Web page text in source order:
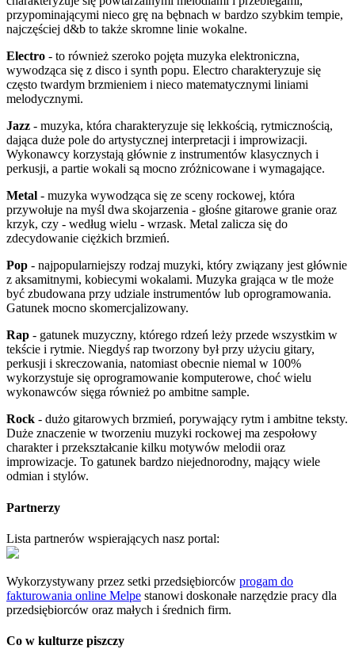
przypominającymi nieco grę na bębnach w bardzo szybkim tempie,
najczęściej d&b to także skromne linie wokalne.
Electro - to również szeroko pojęta muzyka elektroniczna,
wywodząca się z disco i synth popu. Electro charakteryzuje się
często twardym brzmieniem i nieco matematycznymi liniami
melodycznymi.
Jazz - muzyka, która charakteryzuje się lekkością, rytmicznością,
dająca duże pole do artystycznej interpretacji i improwizacji.
Wykonawcy korzystają głównie z instrumentów klasycznych i
perkusji, a partie wokali są mocno zróżnicowane i wymagające.
Metal - muzyka wywodząca się ze sceny rockowej, która
przywołuje na myśl dwa skojarzenia - głośne gitarowe granie oraz
krzyk, czy - według wielu - wrzask. Metal zalicza się do
zdecydowanie ciężkich brzmień.
Pop - najpopularniejszy rodzaj muzyki, który związany jest głównie
z aksamitnymi, kobiecymi wokalami. Muzyka grająca w tle może
być zbudowana przy udziale instrumentów lub oprogramowania.
Gatunek mocno skomercjalizowany.
Rap - gatunek muzyczny, którego rdzeń leży przede wszystkim w
tekście i rytmie. Niegdyś rap tworzony był przy użyciu gitary,
perkusji i skreczowania, natomiast obecnie niemal w 100%
wykorzystuje się oprogramowanie komputerowe, choć wielu
wykonawców sięga również po ambitne sample.
Rock - dużo gitarowych brzmień, porywający rytm i ambitne teksty.
Duże znaczenie w tworzeniu muzyki rockowej ma zespołowy
charakter i przekształcanie kilku motywów melodii oraz
improwizacje. To gatunek bardzo niejednorodny, mający wiele
odmian i stylów.
Partnerzy
Lista partnerów wspierających nasz portal:
Wykorzystywany przez setki przedsiębiorców progam do
fakturowania online Melpe stanowi doskonałe narzędzie pracy dla
przedsiębiorców oraz małych i średnich firm.
Co w kulturze piszczy